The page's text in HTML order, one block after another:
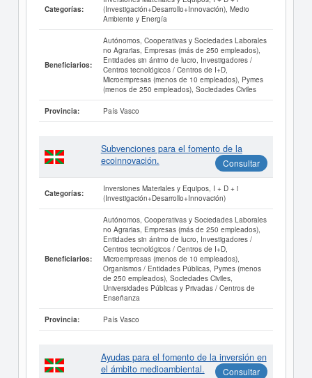
Categorías:
(Investigación+Desarrollo+Innovación), Medio
Ambiente y Energía
Beneficiarios:
Autónomos, Cooperativas y Sociedades Laborales
no Agrarias, Empresas (más de 250 empleados),
Entidades sin ánimo de lucro, Investigadores /
Centros tecnológicos / Centros de I+D,
Microempresas (menos de 10 empleados), Pymes
(menos de 250 empleados), Sociedades Civiles
Provincia: País Vasco
Subvenciones para el fomento de la
ecoinnovación.
Consultar
Categorías:
Inversiones Materiales y Equipos, I + D + i
(Investigación+Desarrollo+Innovación)
Beneficiarios:
Autónomos, Cooperativas y Sociedades Laborales
no Agrarias, Empresas (más de 250 empleados),
Entidades sin ánimo de lucro, Investigadores /
Centros tecnológicos / Centros de I+D,
Microempresas (menos de 10 empleados),
Organismos / Entidades Públicas, Pymes (menos
de 250 empleados), Sociedades Civiles,
Universidades Públicas y Privadas / Centros de
Enseñanza
Provincia: País Vasco
Ayudas para el fomento de la inversión en
el ámbito medioambiental.
Consultar